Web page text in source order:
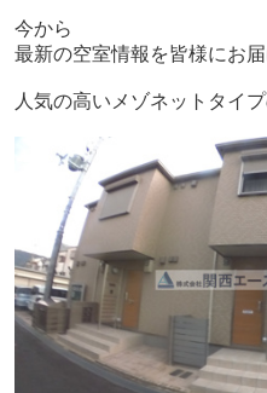
今から
最新の空室情報を皆様にお
人気の高いメゾネットタイ